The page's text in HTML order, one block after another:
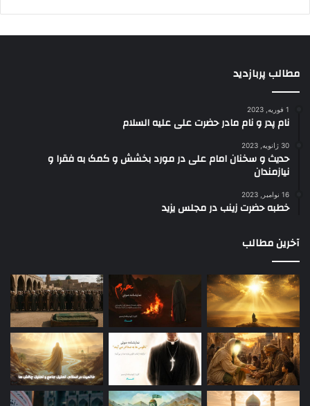
مطالب پربازدید
1 فوریه, 2023
نام پدر و نام مادر حضرت علی علیه السلام
30 ژانویه, 2023
حدیث و سخنان امام علی در مورد بخشش و کمک به فقرا و
نیازمندان
16 نوامبر, 2023
خطبه حضرت زینب در مجلس یزید
آخرین مطالب